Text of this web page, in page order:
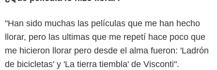
"Han sido muchas las películas que me han hecho
llorar, pero las ultimas que me repetí hace poco que
me hicieron llorar pero desde el alma fueron: 'Ladrón
de bicicletas' y 'La tierra tiembla' de Visconti".